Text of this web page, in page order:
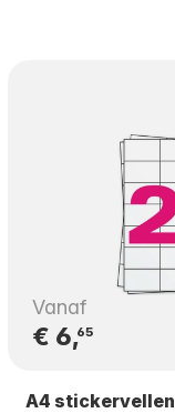
Vanaf
€ 6,65
A4 stickervellen